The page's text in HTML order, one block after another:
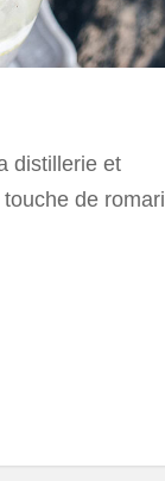
distillerie et
de